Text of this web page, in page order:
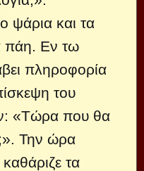
ψάρια και τα
πάη. Εν τω
πληροφορία
του
«Τώρα που θα
Την ώρα
τα